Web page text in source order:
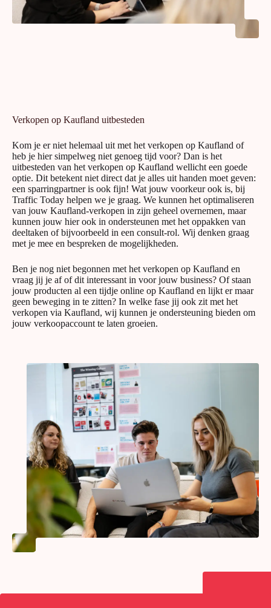
Verkopen op Kaufland uitbesteden
Kom je er niet helemaal uit met het verkopen op Kaufland of
heb je hier simpelweg niet genoeg tijd voor? Dan is het
uitbesteden van het verkopen op Kaufland wellicht een goede
optie. Dit betekent niet direct dat je alles uit handen moet geven:
een sparringpartner is ook fijn! Wat jouw voorkeur ook is, bij
Traffic Today helpen we je graag. We kunnen het optimaliseren
van jouw Kaufland-verkopen in zijn geheel overnemen, maar
kunnen jouw hier ook in ondersteunen met het oppakken van
deeltaken of bijvoorbeeld in een consult-rol. Wij denken graag
met je mee en bespreken de mogelijkheden.
Ben je nog niet begonnen met het verkopen op Kaufland en
vraag jij je af of dit interessant in voor jouw business? Of staan
jouw producten al een tijdje online op Kaufland en lijkt er maar
geen beweging in te zitten? In welke fase jij ook zit met het
verkopen via Kaufland, wij kunnen je ondersteuning bieden om
jouw verkoopaccount te laten groeien.